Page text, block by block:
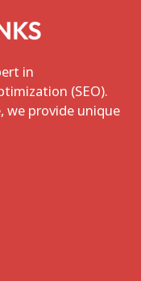
in
(SEO).
we provide unique